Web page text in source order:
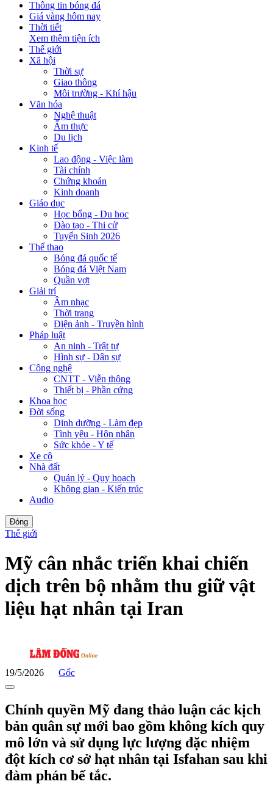
Thông tin bóng đá
Giá vàng hôm nay
Thời tiết
Xem thêm tiện ích
Thế giới
Xã hội
Thời sự
Giao thông
Môi trường - Khí hậu
Văn hóa
Nghệ thuật
Ẩm thực
Du lịch
Kinh tế
Lao động - Việc làm
Tài chính
Chứng khoán
Kinh doanh
Giáo dục
Học bổng - Du học
Đào tạo - Thi cử
Tuyển Sinh 2026
Thể thao
Bóng đá quốc tế
Bóng đá Việt Nam
Quần vợt
Giải trí
Âm nhạc
Thời trang
Điện ảnh - Truyền hình
Pháp luật
An ninh - Trật tự
Hình sự - Dân sự
Công nghệ
CNTT - Viễn thông
Thiết bị - Phần cứng
Khoa học
Đời sống
Dinh dưỡng - Làm đẹp
Tình yêu - Hôn nhân
Sức khỏe - Y tế
Xe cộ
Nhà đất
Quản lý - Quy hoạch
Không gian - Kiến trúc
Audio
Đóng
Thế giới
Mỹ cân nhắc triển khai chiến
dịch trên bộ nhằm thu giữ vật
liệu hạt nhân tại Iran
19/5/2026 Gốc
Chính quyền Mỹ đang thảo luận các kịch
bản quân sự mới bao gồm không kích quy
mô lớn và sử dụng lực lượng đặc nhiệm
đột kích cơ sở hạt nhân tại Isfahan sau khi
đàm phán bế tắc.